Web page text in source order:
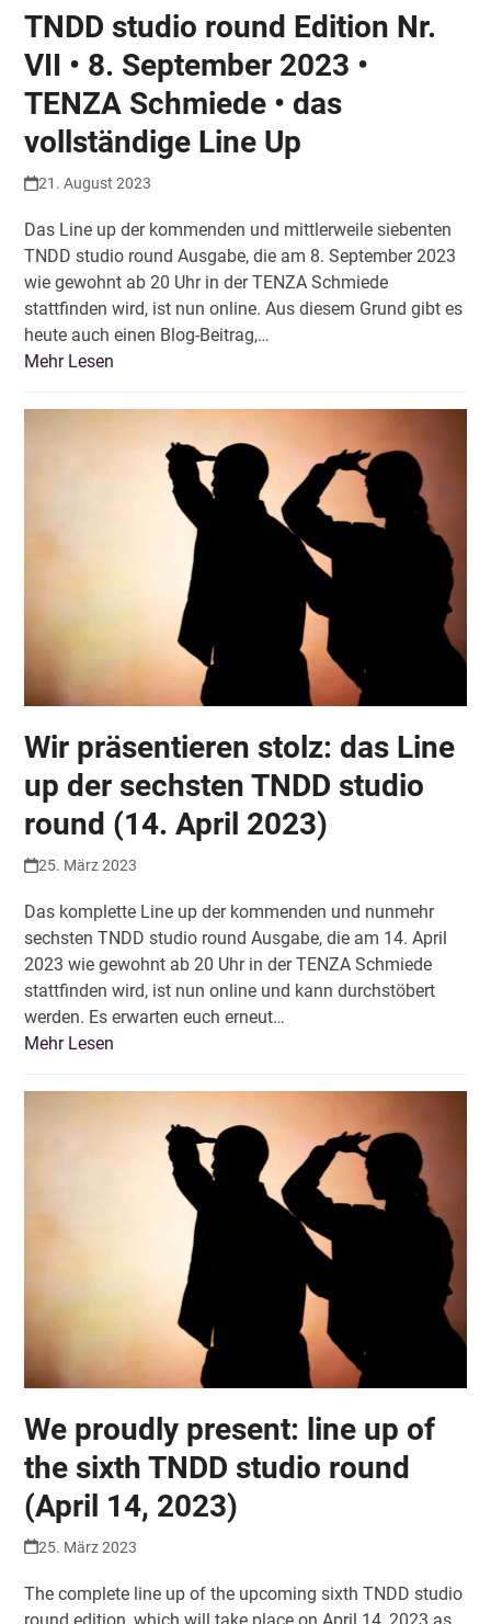
TNDD studio round Edition Nr.
VII • 8. September 2023 •
TENZA Schmiede • das
vollständige Line Up
21. August 2023
Das Line up der kommenden und mittlerweile siebenten
TNDD studio round Ausgabe, die am 8. September 2023
wie gewohnt ab 20 Uhr in der TENZA Schmiede
stattfinden wird, ist nun online. Aus diesem Grund gibt es
heute auch einen Blog-Beitrag,…
Mehr Lesen
Wir präsentieren stolz: das Line
up der sechsten TNDD studio
round (14. April 2023)
25. März 2023
Das komplette Line up der kommenden und nunmehr
sechsten TNDD studio round Ausgabe, die am 14. April
2023 wie gewohnt ab 20 Uhr in der TENZA Schmiede
stattfinden wird, ist nun online und kann durchstöbert
werden. Es erwarten euch erneut…
Mehr Lesen
We proudly present: line up of
the sixth TNDD studio round
(April 14, 2023)
25. März 2023
The complete line up of the upcoming sixth TNDD studio